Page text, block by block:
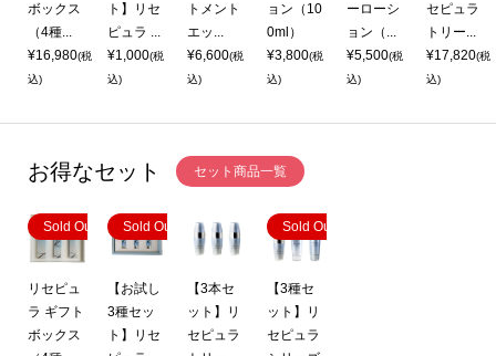
ボックス
（4種...
¥16,980(税
込)
ト】リセ
ピュラ ...
¥1,000(税
込)
トメント
エッ...
¥6,600(税
込)
ョン（10
0ml）
¥3,800(税
込)
ーローシ
ョン（...
¥5,500(税
込)
セピュラ
トリー...
¥17,820(税
込)
お得なセット セット商品一覧
Sold Out
リセピュ
ラ ギフト
ボックス
Sold Out
【お試し
3種セッ
ト】リセ
【3本セ
ット】リ
セピュラ
Sold Out
【3種セ
ット】リ
セピュラ